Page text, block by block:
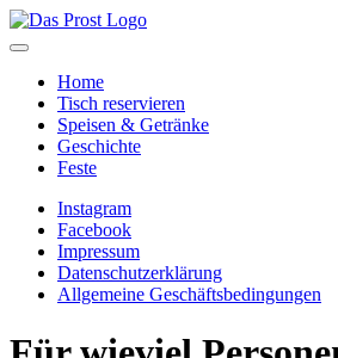
Home
Tisch reservieren
Speisen & Getränke
Geschichte
Feste
Instagram
Facebook
Impressum
Datenschutzerklärung
Allgemeine Geschäftsbedingungen